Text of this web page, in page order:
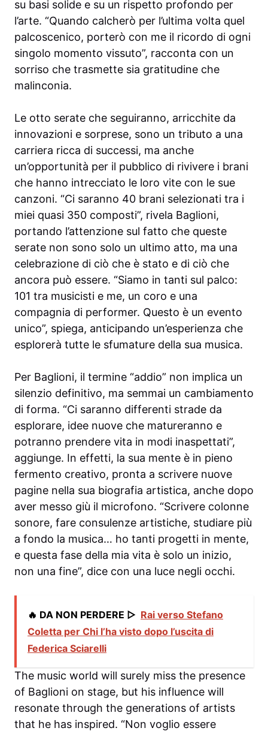
su basi solide e su un rispetto profondo per
l’arte. “Quando calcherò per l’ultima volta quel
palcoscenico, porterò con me il ricordo di ogni
singolo momento vissuto”, racconta con un
sorriso che trasmette sia gratitudine che
malinconia.
Le otto serate che seguiranno, arricchite da
innovazioni e sorprese, sono un tributo a una
carriera ricca di successi, ma anche
un’opportunità per il pubblico di rivivere i brani
che hanno intrecciato le loro vite con le sue
canzoni. “Ci saranno 40 brani selezionati tra i
miei quasi 350 composti”, rivela Baglioni,
portando l’attenzione sul fatto che queste
serate non sono solo un ultimo atto, ma una
celebrazione di ciò che è stato e di ciò che
ancora può essere. “Siamo in tanti sul palco:
101 tra musicisti e me, un coro e una
compagnia di performer. Questo è un evento
unico”, spiega, anticipando un’esperienza che
esplorerà tutte le sfumature della sua musica.
Per Baglioni, il termine “addio” non implica un
silenzio definitivo, ma semmai un cambiamento
di forma. “Ci saranno differenti strade da
esplorare, idee nuove che matureranno e
potranno prendere vita in modi inaspettati”,
aggiunge. In effetti, la sua mente è in pieno
fermento creativo, pronta a scrivere nuove
pagine nella sua biografia artistica, anche dopo
aver messo giù il microfono. “Scrivere colonne
sonore, fare consulenze artistiche, studiare più
a fondo la musica… ho tanti progetti in mente,
e questa fase della mia vita è solo un inizio,
non una fine”, dice con una luce negli occhi.
🔥 DA NON PERDERE ▷ Rai verso Stefano
Coletta per Chi l’ha visto dopo l’uscita di
Federica Sciarelli
The music world will surely miss the presence
of Baglioni on stage, but his influence will
resonate through the generations of artists
that he has inspired. “Non voglio essere